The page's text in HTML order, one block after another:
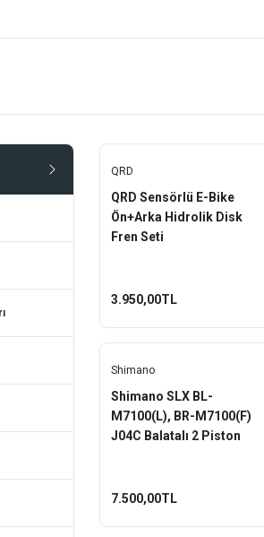
Disk Fren Balataları
Setleri
Kumpas Fren Setleri
Disk Fren Adaptörleri
Fren Kablo ve Malzemeleri
QRD
QRD Sensörlü E-Bike
Ön+Arka Hidrolik Disk
Fren Seti
3.950,00TL
Shimano
Shimano SLX BL-
M7100(L), BR-M7100(F)
J04C Balatalı 2 Piston
7.500,00TL